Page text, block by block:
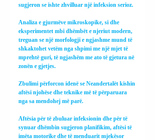
sugjeron se ishte zhvilluar një infeksion serioz.
Analiza e gjurmëve mikroskopike, si dhe
eksperimentet mbi dhëmbët e njeriut modern,
treguan se një morfologji e ngjashme mund të
shkaktohet vetëm nga shpimi me një mjet të
mprehtë guri, të ngjashëm me ato të gjetura në
zonën e gjetjes.
Zbulimi përforcon idenë se Neandertalët kishin
aftësi njohëse dhe teknike më të përparuara
nga sa mendohej më parë.
Aftësia për të zbuluar infeksionin dhe për të
synuar dhëmbin sugjeron planifikim, aftësi të
imëta motorike dhe të menduarit mjekësor